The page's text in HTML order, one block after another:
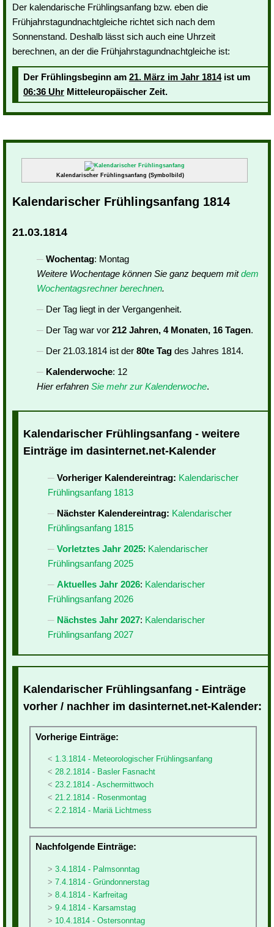
Der kalendarische Frühlingsanfang bzw. eben die
Frühjahrstagundnachtgleiche richtet sich nach dem
Sonnenstand. Deshalb lässt sich auch eine Uhrzeit
berechnen, an der die Frühjahrstagundnachtgleiche ist:
Der Frühlingsbeginn am 21. März im Jahr 1814ist um
06:36 Uhr Mitteleuropäischer Zeit.
Kalendarischer Frühlingsanfang (Symbolbild)
Kalendarischer Frühlingsanfang 1814
21.03.1814
Wochentag: Montag
Weitere Wochentage können Sie ganz bequem mitdem
Wochentagsrechner berechnen.
Der Tag liegt in der Vergangenheit.
Der Tag war vor 212 Jahren, 4 Monaten, 16 Tagen.
Der 21.03.1814 ist der 80te Tag des Jahres 1814.
Kalenderwoche: 12
Hier erfahren Sie mehr zur Kalenderwoche.
Kalendarischer Frühlingsanfang - weitere
Einträge im dasinternet.net-Kalender
Vorheriger Kalendereintrag: Kalendarischer
Frühlingsanfang 1813
Nächster Kalendereintrag: Kalendarischer
Frühlingsanfang 1815
Vorletztes Jahr 2025: Kalendarischer
Frühlingsanfang 2025
Aktuelles Jahr 2026: Kalendarischer
Frühlingsanfang 2026
Nächstes Jahr 2027: Kalendarischer
Frühlingsanfang 2027
Kalendarischer Frühlingsanfang - Einträge
vorher / nachher im dasinternet.net-Kalender:
Vorherige Einträge:
1.3.1814 - Meteorologischer Frühlingsanfang
28.2.1814 - Basler Fasnacht
23.2.1814 - Aschermittwoch
21.2.1814 - Rosenmontag
2.2.1814 - Mariä Lichtmess
Nachfolgende Einträge:
3.4.1814 - Palmsonntag
7.4.1814 - Gründonnerstag
8.4.1814 - Karfreitag
9.4.1814 - Karsamstag
10.4.1814 - Ostersonntag